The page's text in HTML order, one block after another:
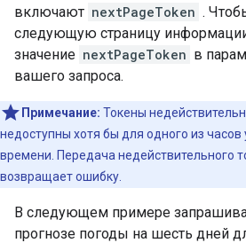
включают nextPageToken .
следующую страницу
значение nextPageToken в
вашего запроса.
Примечание: Токены
недоступны хотя бы для одного из часов
времени. Передача недействительного
возвращает ошибку.
В следующем примере
прогнозе погоды на шесть дней